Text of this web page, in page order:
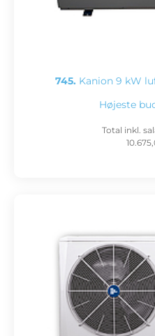
745. Kanion 9 kW
Højeste
Total inkl.